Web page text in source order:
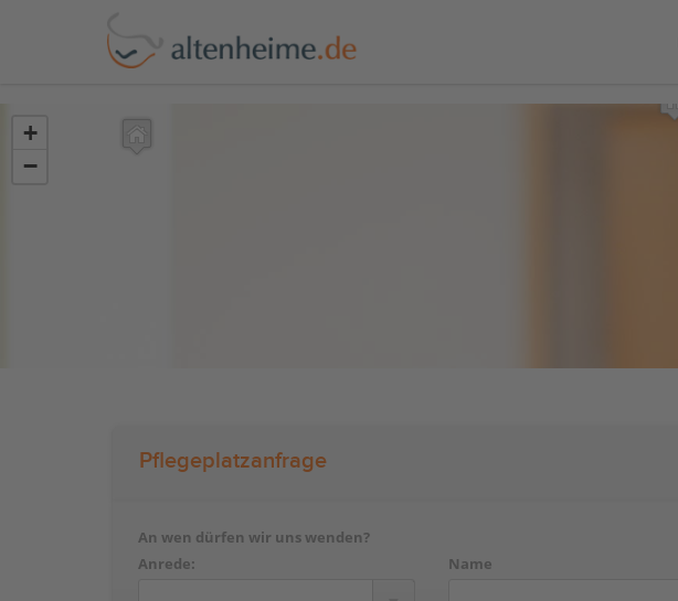
+
−
Pflegeplatzanfrage
An wen dürfen wir uns wenden?
Anrede:
Name